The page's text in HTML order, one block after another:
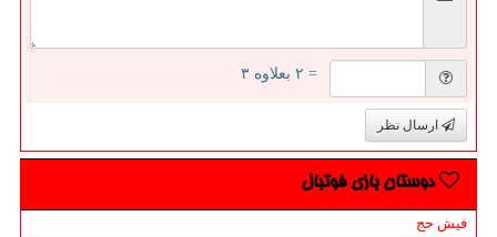
= ۲ بعلاوه ۳
ارسال نظر
دوستان بازی فوتبال
فیش حج